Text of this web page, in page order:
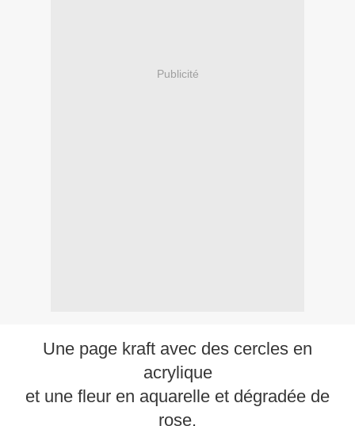
Publicité
Une page kraft avec des cercles en
acrylique
et une fleur en aquarelle et dégradée de
rose.